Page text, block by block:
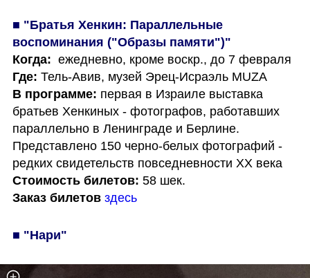
■ "Братья Хенкин: Параллельные
Когда:
Где:
В программе: первая в Израиле выставка
братьев Хенкиных - фотографов, работавших
параллельно в Ленинграде и Берлине.
Представлено 150 черно-белых фотографий -
Стоимость билетов:
Заказ билетов здесь
■ "Нари"